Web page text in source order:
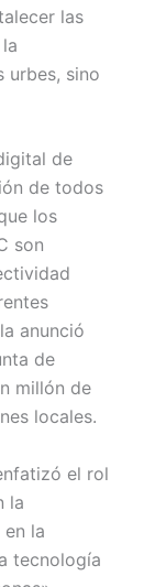
las
urbes, sino
de
de todos
los
son
anunció
de
millón de
locales.
el rol
la
la
tecnología